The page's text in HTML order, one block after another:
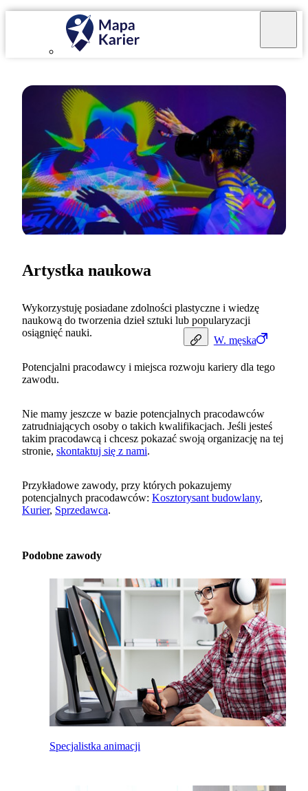
W. męska
Artystka naukowa
Wykorzystuję posiadane zdolności plastyczne i wiedzę
naukową do tworzenia dzieł sztuki lub popularyzacji
osiągnięć nauki.
Potencjalni pracodawcy i miejsca rozwoju kariery dla tego
zawodu.
Nie mamy jeszcze w bazie potencjalnych pracodawców
zatrudniających osoby o takich kwalifikacjach. Jeśli jesteś
takim pracodawcą i chcesz pokazać swoją organizację na tej
stronie, skontaktuj się z nami.
Przykładowe zawody, przy których pokazujemy
potencjalnych pracodawców: Kosztorysant budowlany,
Kurier, Sprzedawca.
Podobne zawody
Specjalistka animacji